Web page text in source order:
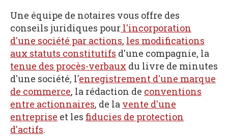
Une équipe de notaires vous offre des
conseils juridiques pour l'incorporation
d'une société par actions, les modifications
aux statuts constitutifs d'une compagnie, la
tenue des procès-verbaux du livre de minutes
d'une société, l'enregistrement d'une marque
de commerce, la rédaction de conventions
entre actionnaires, de la vente d'une
entreprise et les fiducies de protection
d'actifs.